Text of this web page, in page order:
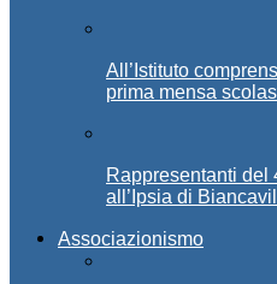
All’Istituto
prima mensa
Rappresentanti del
all’Ipsia di
Associazionismo